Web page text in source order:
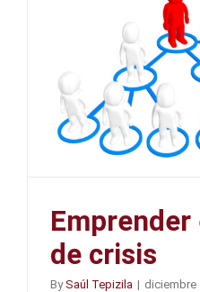
de crisis
BySaúl Tepizila | diciembre